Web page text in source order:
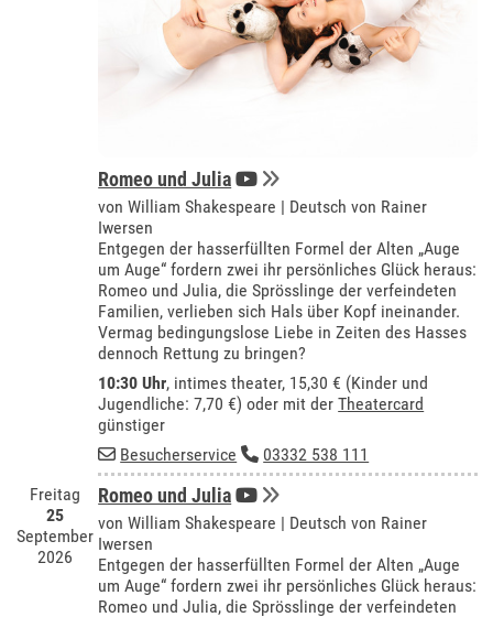
Romeo und Julia
von William Shakespeare | Deutsch von Rainer
Iwersen
Entgegen der hasserfüllten Formel der Alten „Auge
um Auge“ fordern zwei ihr persönliches Glück heraus:
Romeo und Julia, die Sprösslinge der verfeindeten
Familien, verlieben sich Hals über Kopf ineinander.
Vermag bedingungslose Liebe in Zeiten des Hasses
dennoch Rettung zu bringen?
10:30 Uhr, intimes theater, 15,30 € (Kinder und
Jugendliche: 7,70 €) oder mit derTheatercard
günstiger
Besucherservice
03332 538 111
Freitag
25
September
2026
Romeo und Julia
von William Shakespeare | Deutsch von Rainer
Iwersen
Entgegen der hasserfüllten Formel der Alten „Auge
um Auge“ fordern zwei ihr persönliches Glück heraus:
Romeo und Julia, die Sprösslinge der verfeindeten